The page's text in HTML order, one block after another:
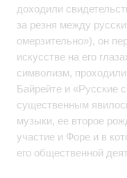
доходили
за резня между
омерзительно»), он
искусстве на его
символизм,
Байрейте и «Русские
существенным
музыки, ее второе
участие и Форе и в
его общественной